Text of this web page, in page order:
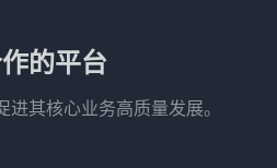
的平台
其核心业务高质量发展。